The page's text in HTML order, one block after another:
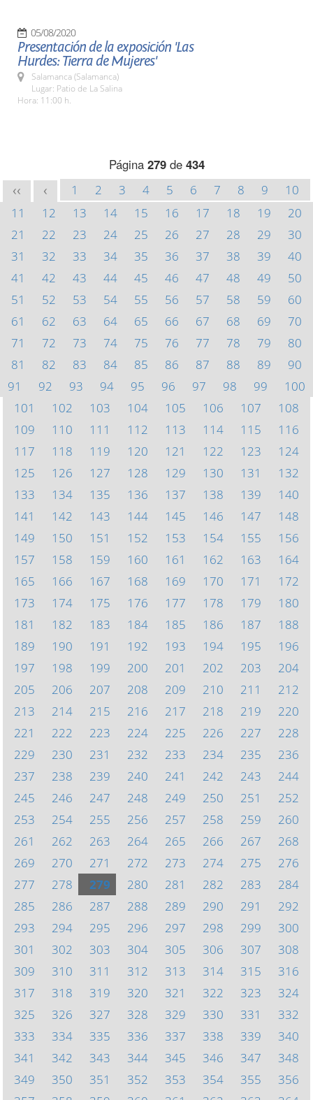
05/08/2020
Presentación de la exposición 'Las
Hurdes: Tierra de Mujeres'
Salamanca (Salamanca)
Lugar: Patio de La Salina
Hora: 11:00 h.
Página 279de 434
<< < 1 2 3 4 5 6 7 8 9
10
11
12 13 14 15 16 17 18 19
20
21
22 23 24 25 26 27 28 29
30
31
32 33 34 35 36 37 38 39
40
41
42 43 44 45 46 47 48 49
50
51
52 53 54 55 56 57 58 59
60
61
62 63 64 65 66 67 68 69
70
71
72 73 74 75 76 77 78 79
80
81
82 83 84 85 86 87 88 89
90
91
92 93 94 95 96 97 98 99
100
101
102 103 104 105 106 107
108
109
110 111 112 113 114 115
116
117
118 119 120 121 122 123
124
125
126 127 128 129 130 131
132
133
134 135 136 137 138 139
140
141
142 143 144 145 146 147
148
149
150 151 152 153 154 155
156
157
158 159 160 161 162 163
164
165
166 167 168 169 170 171
172
173
174 175 176 177 178 179
180
181
182 183 184 185 186 187
188
189
190 191 192 193 194 195
196
197
198 199 200 201 202 203
204
205
206 207 208 209 210 211
212
213
214 215 216 217 218 219
220
221
222 223 224 225 226 227
228
229
230 231 232 233 234 235
236
237
238 239 240 241 242 243
244
245
246 247 248 249 250 251
252
253
254 255 256 257 258 259
260
261
262 263 264 265 266 267
268
269
270 271 272 273 274 275
276
277
278 279 280 281 282 283
284
285
286 287 288 289 290 291
292
293
294 295 296 297 298 299
300
301
302 303 304 305 306 307
308
309
310 311 312 313 314 315
316
317
318 319 320 321 322 323
324
325
326 327 328 329 330 331
332
333
334 335 336 337 338 339
340
341
342 343 344 345 346 347
348
349
350 351 352 353 354 355
356